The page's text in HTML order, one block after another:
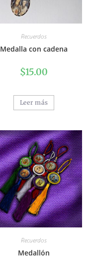
Recuerdos
Medalla con cadena
$15.00
Leer más
Recuerdos
Medallón